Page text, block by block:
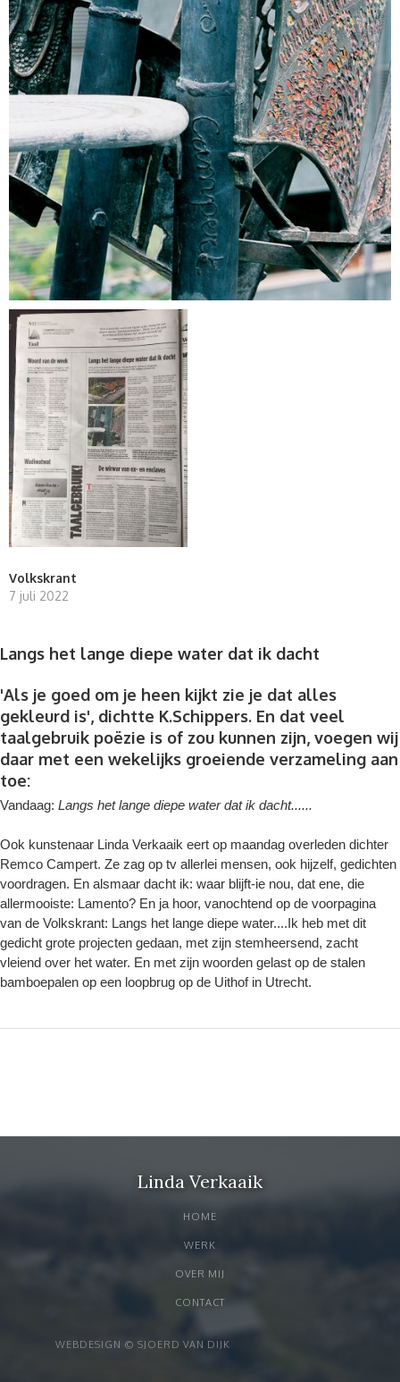
Volkskrant
7 juli 2022
Langs het lange diepe water dat ik dacht
'Als je goed om je heen kijkt zie je dat alles
gekleurd is', dichtte K.Schippers. En dat veel
taalgebruik poëzie is of zou kunnen zijn, voegen wij
daar met een wekelijks groeiende verzameling aan
toe:
Vandaag: Langs het lange diepe water dat ik dacht......
Ook kunstenaar Linda Verkaaik eert op maandag overleden dichter
Remco Campert. Ze zag op tv allerlei mensen, ook hijzelf, gedichten
voordragen. En alsmaar dacht ik: waar blijft-ie nou, dat ene, die
allermooiste: Lamento? En ja hoor, vanochtend op de voorpagina
van de Volkskrant: Langs het lange diepe water....Ik heb met dit
gedicht grote projecten gedaan, met zijn stemheersend, zacht
vleiend over het water. En met zijn woorden gelast op de stalen
bamboepalen op een loopbrug op de Uithof in Utrecht.
Linda Verkaaik
HOME
WERK
OVER MIJ
CONTACT
WEBDESIGN © SJOERD VAN DIJK